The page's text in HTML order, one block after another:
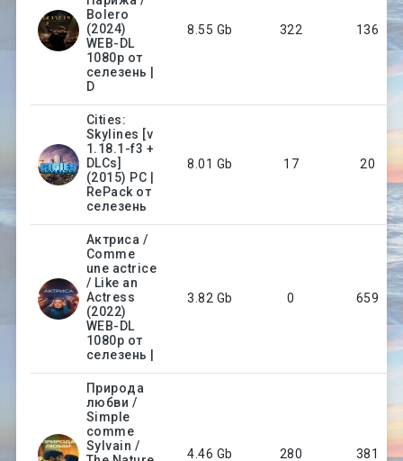
Bolero
(2024)
WEB-DL
1080p от
селезень |
D
8.55 Gb 322 136
Cities:
Skylines [v
1.18.1-f3 +
DLCs]
(2015) PC |
RePack от
селезень
8.01 Gb 17 20
Актриса /
Comme
une actrice
/ Like an
Actress
(2022)
WEB-DL
1080p от
селезень |
3.82 Gb 0 659
Природа
любви /
Simple
comme
Sylvain /
4.46 Gb 280 381